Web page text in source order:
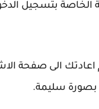
بتسجيل
الى صفحة
بصورة سليمة.